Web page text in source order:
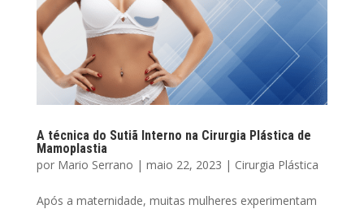
A técnica do Sutiã Interno na Cirurgia Plástica de
Mamoplastia
por Mario Serrano | maio 22, 2023 | Cirurgia Plástica
Após a maternidade, muitas mulheres experimentam